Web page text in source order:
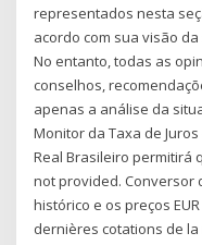
representados nesta
acordo com sua visão
No entanto, todas as
conselhos,
apenas a análise da
Monitor da Taxa de
Real Brasileiro permitirá
not provided. Conversor
histórico e os preços
dernières cotations de